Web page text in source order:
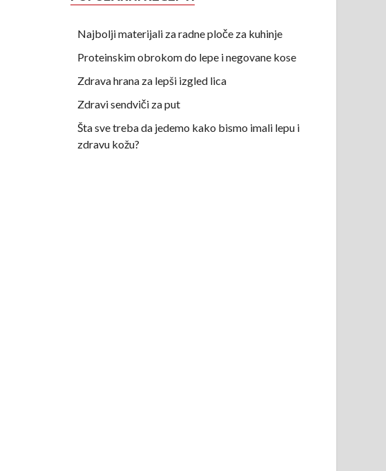
Najbolji materijali za radne ploče za kuhinje
Proteinskim obrokom do lepe i negovane kose
Zdrava hrana za lepši izgled lica
Zdravi sendviči za put
Šta sve treba da jedemo kako bismo imali lepu i
zdravu kožu?